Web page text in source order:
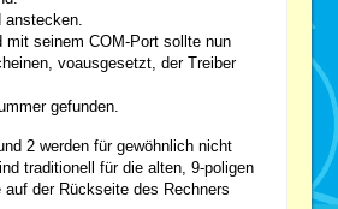
mit seinem COM-Port sollte nun
voausgesetzt, der Treiber
gefunden.
2 werden für gewöhnlich nicht
traditionell für die alten, 9-poligen
auf der Rückseite des Rechners